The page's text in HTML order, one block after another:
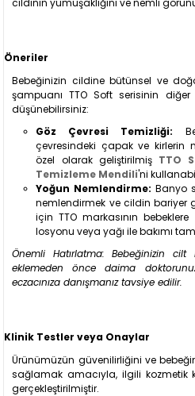
cildinin yumuşaklığını ve nemli
Öneriler
Bebeğinizin cildine bütünsel ve
şampuanı TTO Soft serisinin diğer
düşünebilirsiniz:
Göz Çevresi Temizliği:
çevresindeki çapak ve kirlerin
özel olarak geliştirilmiş TTO
Temizleme Mendili'ni
Yoğun Nemlendirme: Banyo
nemlendirmek ve cildin bariyer
için TTO markasının
losyonu veya yağı ile bakımı
Önemli Hatırlatma: Bebeğinizin
eklemeden önce daima
eczacınıza danışmanız tavsiye edilir.
Klinik Testler veya Onaylar
Ürünümüzün güvenilirliğini ve
sağlamak amacıyla, ilgili kozmetik
gerçekleştirilmiştir.